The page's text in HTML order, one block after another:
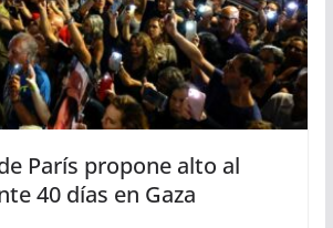
París propone alto al
40 días en Gaza